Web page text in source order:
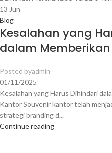
13 Jun
Blog
Kesalahan yang
dalam
Posted byadmin
01/11/2025
Kesalahan yang Harus Dihindari
Kantor Souvenir kantor telah
strategi branding d...
Continue reading